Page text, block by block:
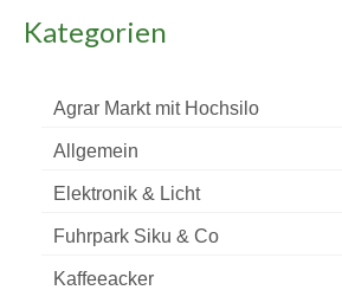
Kategorien
Agrar Markt mit Hochsilo
Allgemein
Elektronik & Licht
Fuhrpark Siku & Co
Kaffeeacker